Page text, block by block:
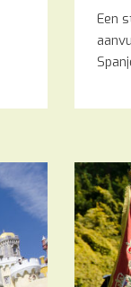
Een